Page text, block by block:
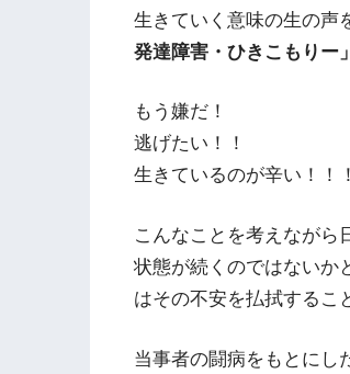
生きていく意味の生の声
発達障害・ひきこもりー」
もう嫌だ！
逃げたい！！
生きているのが辛い！！！
こんなことを考えながら
状態が続くのではないか
はその不安を払拭するこ
当事者の闘病をもとにし